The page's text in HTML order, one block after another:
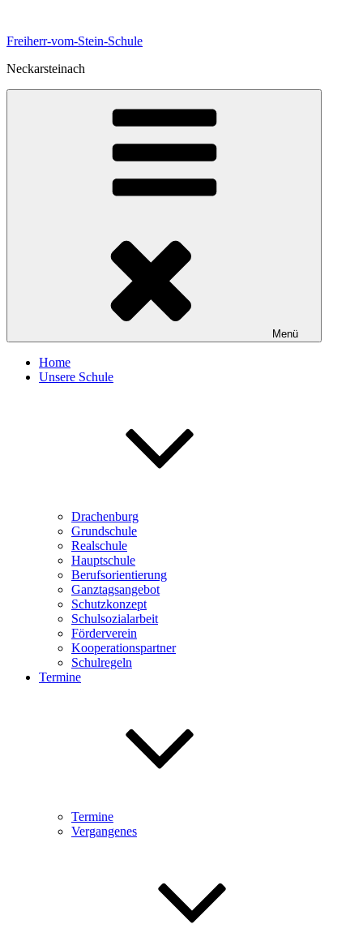
springen
Freiherr-vom-Stein-Schule
Neckarsteinach
Menü
Home
Unsere Schule
Drachenburg
Grundschule
Realschule
Hauptschule
Berufsorientierung
Ganztagsangebot
Schutzkonzept
Schulsozialarbeit
Förderverein
Kooperationspartner
Schulregeln
Termine
Termine
Vergangenes